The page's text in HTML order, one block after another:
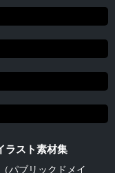
ラスト素材集
パブリックドメイ